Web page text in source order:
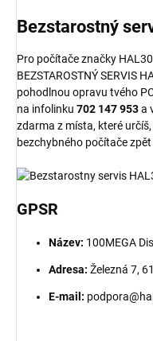
Bezstarostný
Pro počítače značky
BEZSTAROSTNÝ SERVIS
pohodlnou opravu tvého
na infolinku 702 147 953a
zdarma z místa, které
bezchybného počítače
GPSR
Název: 100MEGA
Adresa: Železná 7,
E-mail: